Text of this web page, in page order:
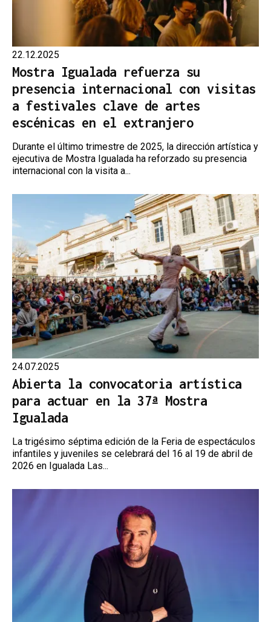
22.12.2025
Mostra Igualada refuerza su
presencia internacional con visitas
a festivales clave de artes
escénicas en el extranjero
Durante el último trimestre de 2025, la dirección artística y
ejecutiva de Mostra Igualada ha reforzado su presencia
internacional con la visita a...
24.07.2025
Abierta la convocatoria artística
para actuar en la 37ª Mostra
Igualada
La trigésimo séptima edición de la Feria de espectáculos
infantiles y juveniles se celebrará del 16 al 19 de abril de
2026 en Igualada Las...